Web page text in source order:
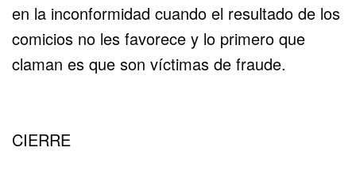
en la inconformidad cuando el resultado de los
comicios no les favorece y lo primero que
claman es que son víctimas de fraude.
CIERRE